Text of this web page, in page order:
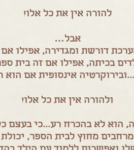
להורה אין את כל אלו!
אבל…
דורשת ומגדירה, אפילו
בכיתה, אפילו אם זה בית
אינסופית אם
ולהורה אין את כל אלו!
הוא לא בהכרח רע...כי בעצם
מחוץ לבית הספר,